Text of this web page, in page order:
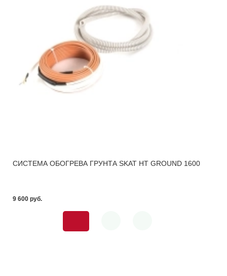
СИСТЕМА ОБОГРЕВА ГРУНТА SKAT HT GROUND 1600
9 600 pуб.